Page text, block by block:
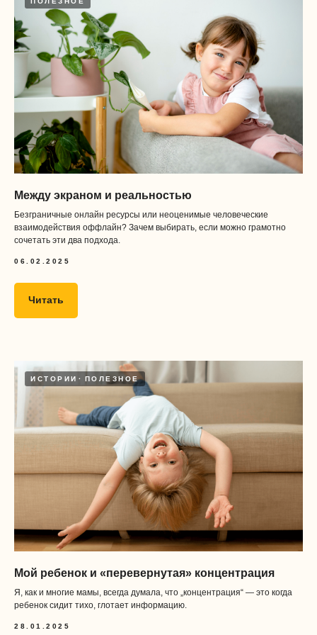
Между экраном и реальностью
Безграничные онлайн ресурсы или неоценимые человеческие
взаимодействия оффлайн? Зачем выбирать, если можно грамотно
сочетать эти два подхода.
06.02.2025
Читать
ИСТОРИИ ПОЛЕЗНОЕ
Мой ребенок и «перевернутая» концентрация
Я, как и многие мамы, всегда думала, что „концентрация“ — это когда
ребенок сидит тихо, глотает информацию.
28.01.2025
121357, Москва г, ул Инициативная, д. 10, к. 1, кв. 13
ИНН
Наши соц сети
+7 909 984 0589
Дизайн и разработка сайта
tanya lapka nikolayev.design
&
Поддержка MAX
Поддержка Telegram
Образовательная лицензия
№Л035-01298-77/01155773